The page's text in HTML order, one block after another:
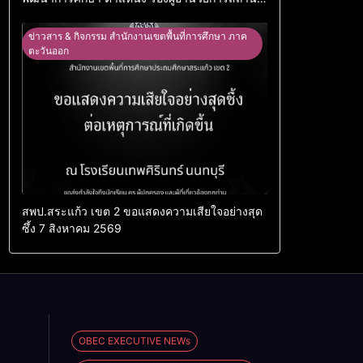
ข่าวสาร & กิจกรรม สำนักงานเขตพื้นที่การศึกษา ภาค
ตะวันออก
สพป.สระแก้ว เขต 2 ขอแสดงความเสียใจอย่างสุด
ซึ้ง 7 สิงหาคม 2569
OBEC EXECUTIVE NEWs